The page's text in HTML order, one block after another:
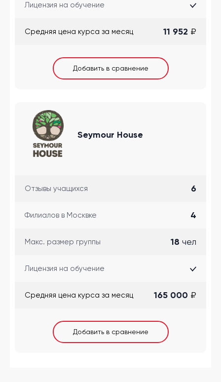
Лицензия на обучение
Cредняя цена курса за месяц 11 952 ₽
Добавить в сравнение
Seymour House
Отзывы учащихся 6
Филиалов в Москвке 4
Макс. размер группы 18 чел
Лицензия на обучение
Cредняя цена курса за месяц 165 000 ₽
Добавить в сравнение